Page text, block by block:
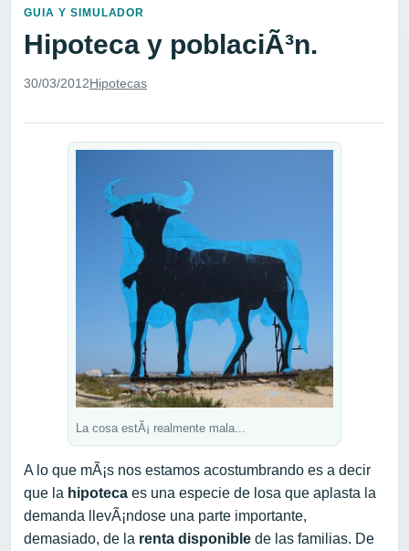
GUIA Y SIMULADOR
Hipoteca y poblaciÃ³n.
30/03/2012Hipotecas
La cosa estÃ¡ realmente mala...
A lo que mÃ¡s nos estamos acostumbrando es a decir
que la hipoteca es una especie de losa que aplasta la
demanda llevÃ¡ndose una parte importante,
demasiado, de la renta disponible de las familias. De